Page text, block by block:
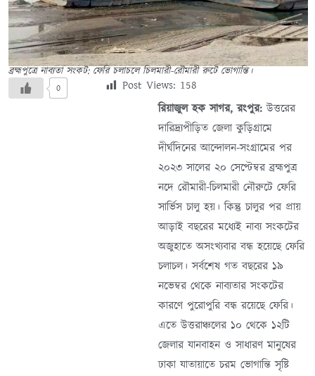
ব্রহ্মপুত্রে নাব্যতা সংকট: ফেরি চলাচলে চিলমারী-রৌমারী রুটে ভোগান্তি।
0 Post Views: 158
রিয়াজুল হক সাগর, রংপুর:উত্তরের
দারিদ্র্যপীড়িত জেলা কুড়িগ্রামে
দীর্ঘদিনের আন্দোলন-সংগ্রামের পর
২০২৩ সালের ২০ সেপ্টেম্বর ব্রহ্মপুত্র
নদে রৌমারী-চিলমারী নৌরুটে ফেরি
সার্ভিস চালু হয়। কিন্তু চালুর পর প্রায়
আড়াই বছরের মধ্যেই নাব্য সংকটের
অজুহাতে অসংখ্যবার বন্ধ হয়েছে ফেরি
চলাচল। সর্বশেষ গত বছরের ১৯
নভেম্বর থেকে নাব্যতার সংকটের
কারণে পুরোপুরি বন্ধ রয়েছে ফেরি।
এতে উত্তরাঞ্চলের ১০ থেকে ১২টি
জেলার যানবাহন ও সাধারণ মানুষের
ঢাকা যাতায়াতে চরম ভোগান্তি সৃষ্টি